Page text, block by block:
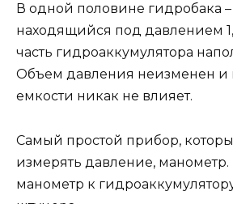
В одной половине гидробака
находящийся под давлением
часть гидроаккумулятора
Объем давления неизменен и
емкости никак не влияет.
Самый простой прибор,
измерять давление,
манометр к